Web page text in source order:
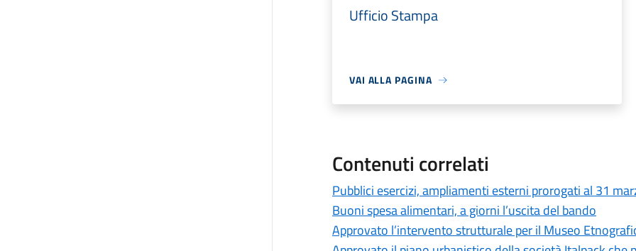
Ufficio Stampa
VAI ALLA PAGINA
Contenuti correlati
Pubblici esercizi, ampliamenti esterni prorogati al 31
Buoni spesa alimentari, a giorni l’uscita del bando
Approvato l’intervento strutturale per il Museo